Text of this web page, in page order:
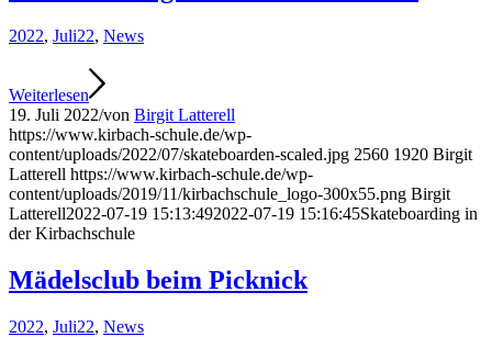
2022, Juli22, News
Weiterlesen
19. Juli 2022/von Birgit Latterell
https://www.kirbach-schule.de/wp-
content/uploads/2022/07/skateboarden-scaled.jpg 2560 1920 Birgit
Latterell https://www.kirbach-schule.de/wp-
content/uploads/2019/11/kirbachschule_logo-300x55.png Birgit
Latterell2022-07-19 15:13:492022-07-19 15:16:45Skateboarding in
der Kirbachschule
Mädelsclub beim Picknick
2022, Juli22, News